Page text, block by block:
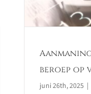
beroep op
juni 26th, 2025 |